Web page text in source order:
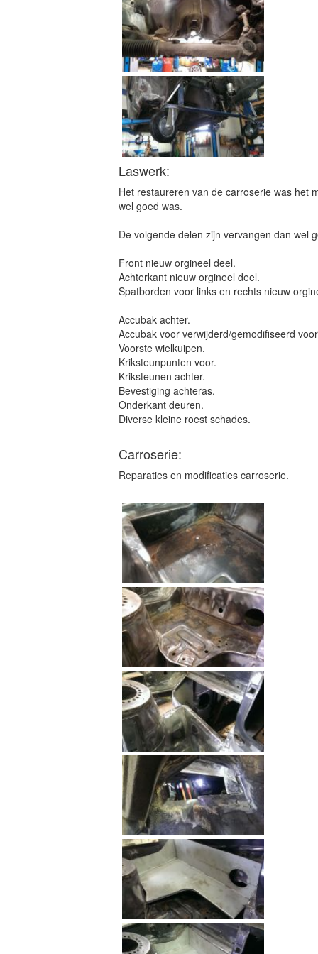
Laswerk:
Het restaureren van de carroserie was het
wel goed was.
De volgende delen zijn vervangen dan wel
Front nieuw orgineel deel.
Achterkant nieuw orgineel deel.
Spatborden voor links en rechts nieuw
Accubak achter.
Accubak voor verwijderd/gemodifiseerd
Voorste wielkuipen.
Kriksteunpunten voor.
Kriksteunen achter.
Bevestiging achteras.
Onderkant deuren.
Diverse kleine roest schades.
Carroserie:
Reparaties en modificaties carroserie.